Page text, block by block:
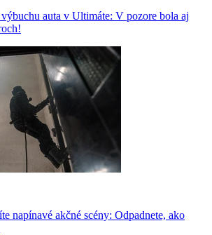
auta v Ultimáte: V pozore bola aj
napínavé akčné scény: Odpadnete, ako